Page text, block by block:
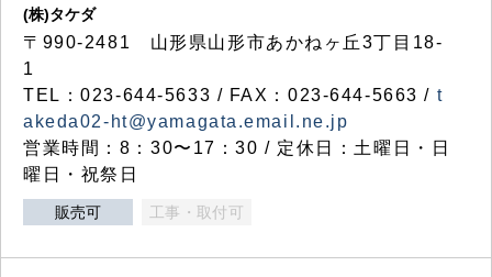
(株)タケダ
〒990-2481 山形県山形市あかねヶ丘3丁目18-
1
TEL：023-644-5633 / FAX：023-644-5663 / t
akeda02-ht@yamagata.email.ne.jp
営業時間：8：30〜17：30 / 定休日：土曜日・日
曜日・祝祭日
販売可 工事・取付可